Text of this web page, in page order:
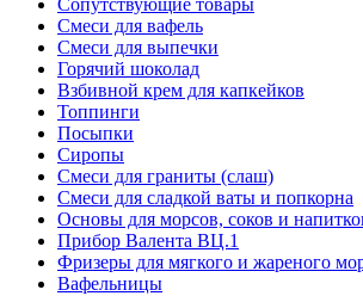
Сопутствующие товары
Смеси для вафель
Смеси для выпечки
Горячий шоколад
Взбивной крем для капкейков
Топпинги
Посыпки
Сиропы
Смеси для граниты (слаш)
Смеси для сладкой ваты и попкорна
Основы для морсов, соков и
Прибор Валента ВЦ.1
Фризеры для мягкого и жареного
Вафельницы